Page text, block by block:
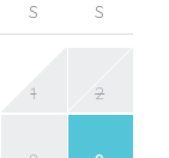
S S
1 2